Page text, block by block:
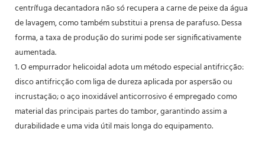
centrífuga decantadora não só recupera a carne de peixe da água
de lavagem, como também substitui a prensa de parafuso. Dessa
forma, a taxa de produção do surimi pode ser significativamente
aumentada.
1. O empurrador helicoidal adota um método especial antifricção:
disco antifricção com liga de dureza aplicada por aspersão ou
incrustação; o aço inoxidável anticorrosivo é empregado como
material das principais partes do tambor, garantindo assim a
durabilidade e uma vida útil mais longa do equipamento.